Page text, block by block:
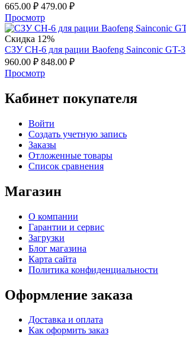
665.00 ₽ 479.00 ₽
Просмотр
Скидка 12%
СЗУ CH-6 для рации Baofeng Sainconic GT-3
960.00 ₽ 848.00 ₽
Просмотр
Кабинет покупателя
Войти
Создать учетную запись
Заказы
Отложенные товары
Список сравнения
Магазин
О компании
Гарантии и сервис
Загрузки
Блог магазина
Карта сайта
Политика конфиденциальности
Оформление заказа
Доставка и оплата
Как оформить заказ